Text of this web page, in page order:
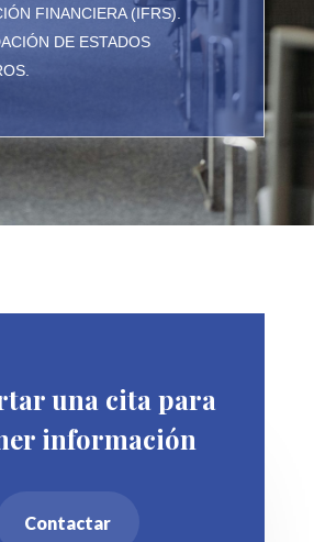
FINANCIERA (IFRS).
DE ESTADOS
una cita para
información
Contactar